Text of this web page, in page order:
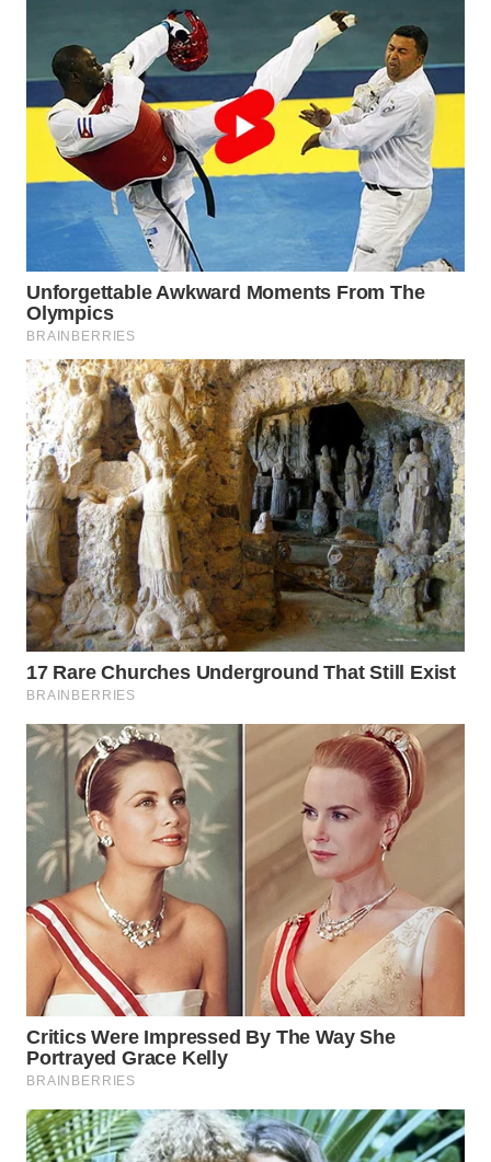
WN
TAPANULI
TENGAH
WN DELI
SERDANG
WN
TINGGI
WN
WN
KARAWANG
WN
BEKASI
WN
BOGOR
WN
DEPOK
WN
TAPANULI
UTARA
WN
SAMOSIR
WN
PADANG
LAWAS
SUMEDANG
WN
CIANJUR